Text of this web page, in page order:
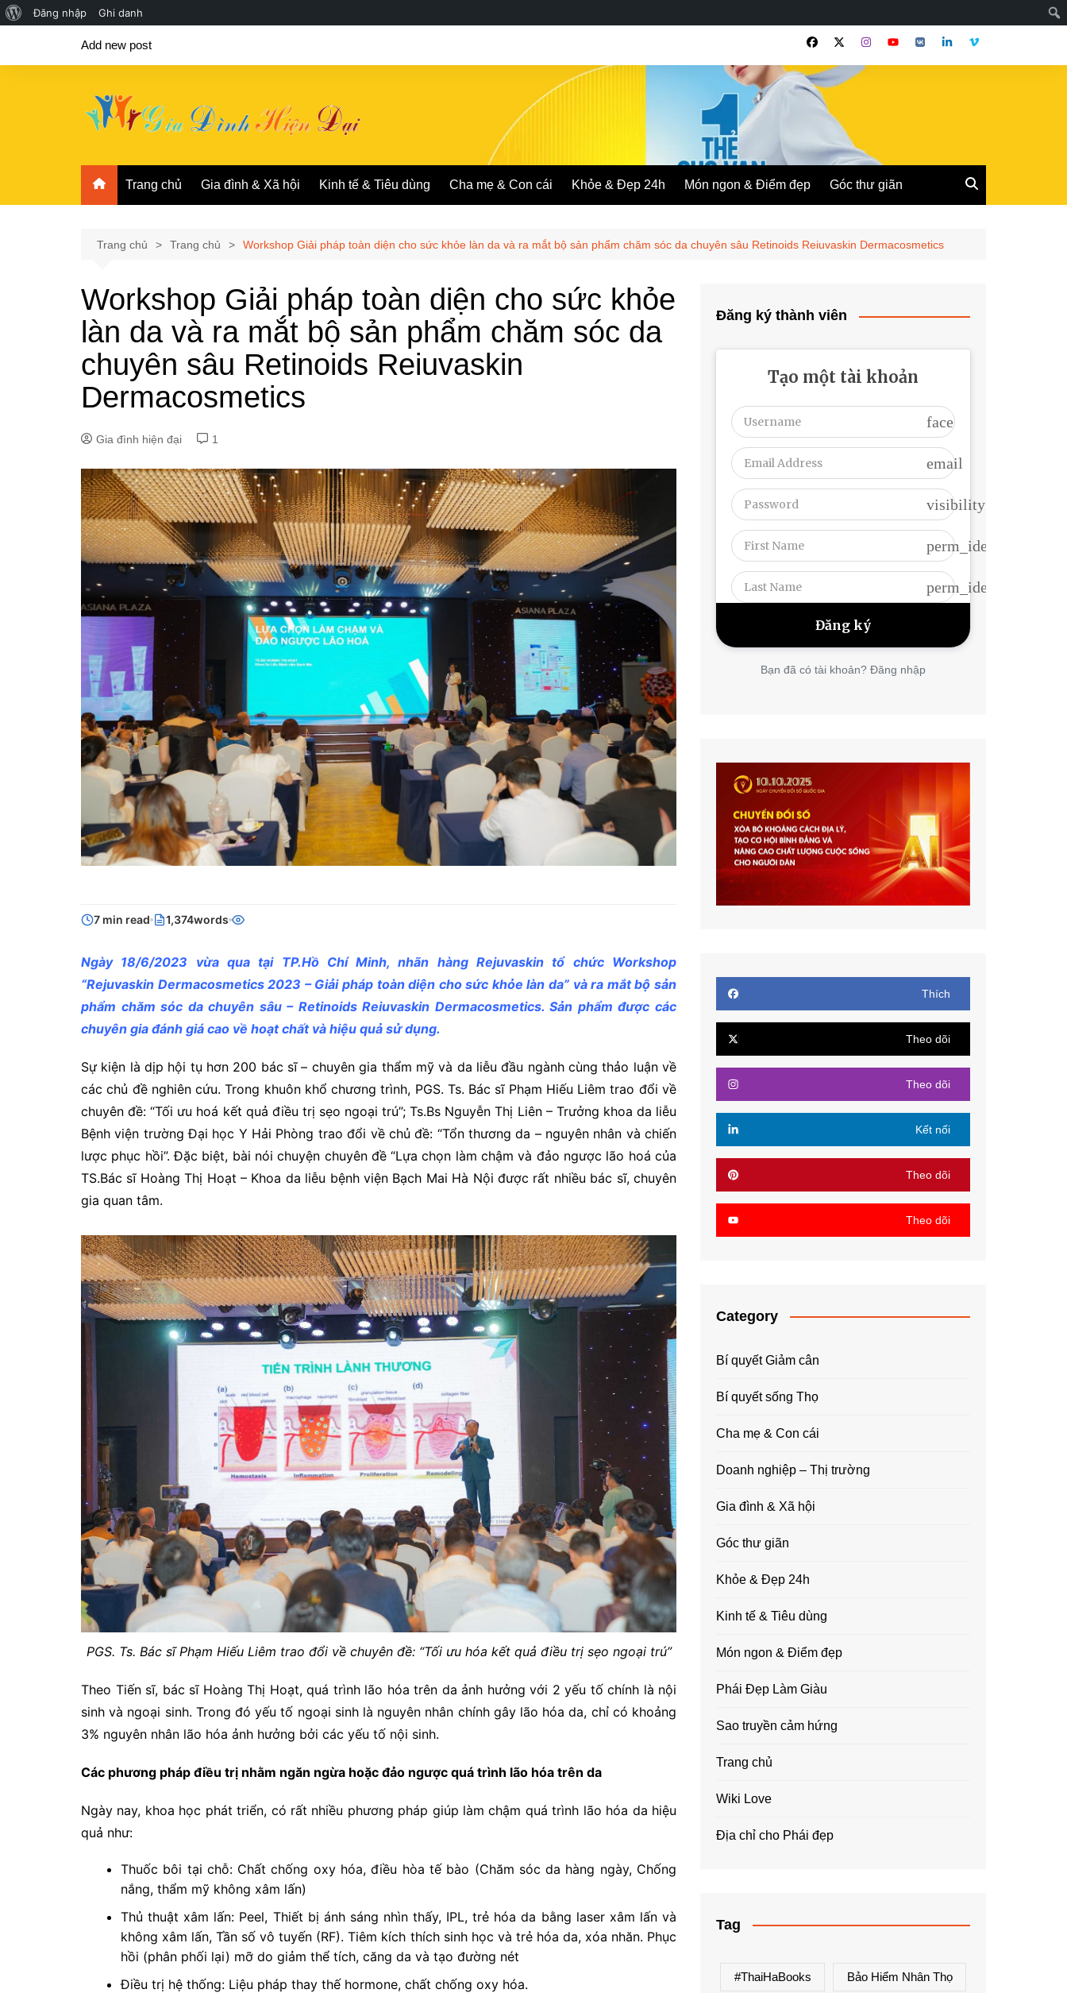
Giới
về
Đăng nhập Ghi danh
Add new post
Trang chủ Gia đình & Xã hội Kinh tế & Tiêu dùng Cha mẹ & Con cái Khỏe & Đẹp 24h Món ngon & Điểm đẹp Góc thư giãn
Trang chủ Trang chủ Workshop Giải pháp toàn diện cho sức khỏe làn da và ra mắt bộ sản phẩm chăm sóc da chuyên sâu Retinoids Reiuvaskin Dermacosmetics
Workshop Giải pháp toàn diện cho sức khỏe
làn da và ra mắt bộ sản phẩm chăm sóc da
chuyên sâu Retinoids Reiuvaskin
Dermacosmetics
Gia đình hiện đại 1
7 min read 1,374words
Ngày 18/6/2023 vừa qua tại TP.Hồ Chí Minh, nhãn hàng Rejuvaskin tổ chức Workshop
“Rejuvaskin Dermacosmetics 2023 – Giải pháp toàn diện cho sức khỏe làn da” và ra mắt bộ sản
phẩm chăm sóc da chuyên sâu – Retinoids Reiuvaskin Dermacosmetics. Sản phẩm được các
chuyên gia đánh giá cao về hoạt chất và hiệu quả sử dụng.
Sự kiện là dịp hội tụ hơn 200 bác sĩ – chuyên gia thẩm mỹ và da liễu đầu ngành cùng thảo luận về
các chủ đề nghiên cứu. Trong khuôn khổ chương trình, PGS. Ts. Bác sĩ Phạm Hiếu Liêm trao đổi về
chuyên đề: “Tối ưu hoá kết quả điều trị sẹo ngoại trú”; Ts.Bs Nguyễn Thị Liên – Trưởng khoa da liễu
Bệnh viện trường Đại học Y Hải Phòng trao đổi về chủ đề: “Tổn thương da – nguyên nhân và chiến
lược phục hồi”. Đặc biệt, bài nói chuyện chuyên đề “Lựa chọn làm chậm và đảo ngược lão hoá của
TS.Bác sĩ Hoàng Thị Hoạt – Khoa da liễu bệnh viện Bạch Mai Hà Nội được rất nhiều bác sĩ, chuyên
gia quan tâm.
PGS. Ts. Bác sĩ Phạm Hiếu Liêm trao đổi về chuyên đề: “Tối ưu hóa kết quả điều trị sẹo ngoại trú”
Theo Tiến sĩ, bác sĩ Hoàng Thị Hoạt, quá trình lão hóa trên da ảnh hưởng với 2 yếu tố chính là nội
sinh và ngoại sinh. Trong đó yếu tố ngoại sinh là nguyên nhân chính gây lão hóa da, chỉ có khoảng
3% nguyên nhân lão hóa ảnh hưởng bởi các yếu tố nội sinh.
Các phương pháp điều trị nhằm ngăn ngừa hoặc đảo ngược quá trình lão hóa trên da
Ngày nay, khoa học phát triển, có rất nhiều phương pháp giúp làm chậm quá trình lão hóa da hiệu
quả như:
Thuốc bôi tại chỗ: Chất chống oxy hóa, điều hòa tế bào (Chăm sóc da hàng ngày, Chống
nắng, thẩm mỹ không xâm lấn)
Thủ thuật xâm lấn: Peel, Thiết bị ánh sáng nhìn thấy, IPL, trẻ hóa da bằng laser xâm lấn và
không xâm lấn, Tần số vô tuyến (RF). Tiêm kích thích sinh học và trẻ hóa da, xóa nhăn. Phục
hồi (phân phối lại) mỡ do giảm thể tích, căng da và tạo đường nét
Điều trị hệ thống: Liệu pháp thay thế hormone, chất chống oxy hóa.
Đăng ký thành viên
Tạo một tài khoản
face
email
visibility
perm_identity
perm_identity
Bạn đã có tài khoản? Đăng nhập
Thích
Theo dõi
Theo dõi
Kết nối
Theo dõi
Theo dõi
Category
Bí quyết Giảm cân
Bí quyết sống Thọ
Cha mẹ & Con cái
Doanh nghiệp – Thị trường
Gia đình & Xã hội
Góc thư giãn
Khỏe & Đẹp 24h
Kinh tế & Tiêu dùng
Món ngon & Điểm đẹp
Phái Đẹp Làm Giàu
Sao truyền cảm hứng
Trang chủ
Wiki Love
Địa chỉ cho Phái đẹp
Tag
#ThaiHaBooks Bảo Hiểm Nhân Thọ